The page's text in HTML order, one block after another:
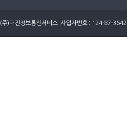
(주)대진정보통신서비스 사업자번호 : 124-87-